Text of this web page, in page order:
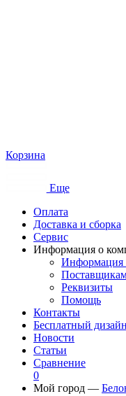
Корзина
Еще
Оплата
Доставка и сборка
Сервис
Информация о
Информация
Реквизиты
Помощь
Контакты
Бесплатный
Новости
Статьи
Сравнение
0
Мой город —